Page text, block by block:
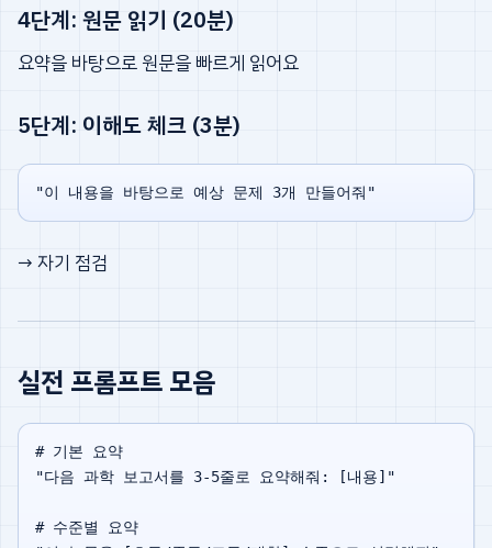
4단계: 원문 읽기 (20분)
요약을 바탕으로 원문을 빠르게 읽어요
5단계: 이해도 체크 (3분)
→ 자기 점검
실전 프롬프트 모음
# 기본 요약
"다음 과학 보고서를 3-5줄로 요약해줘: [내용]"
# 수준별 요약